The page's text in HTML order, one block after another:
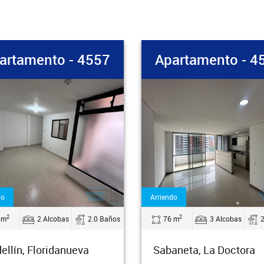
- 4556
2 3 Alcobas 2.0 Baños
La Doctora
Apartamento -
Venta
186 m2 3 Alcobas
Medellín, Laureles